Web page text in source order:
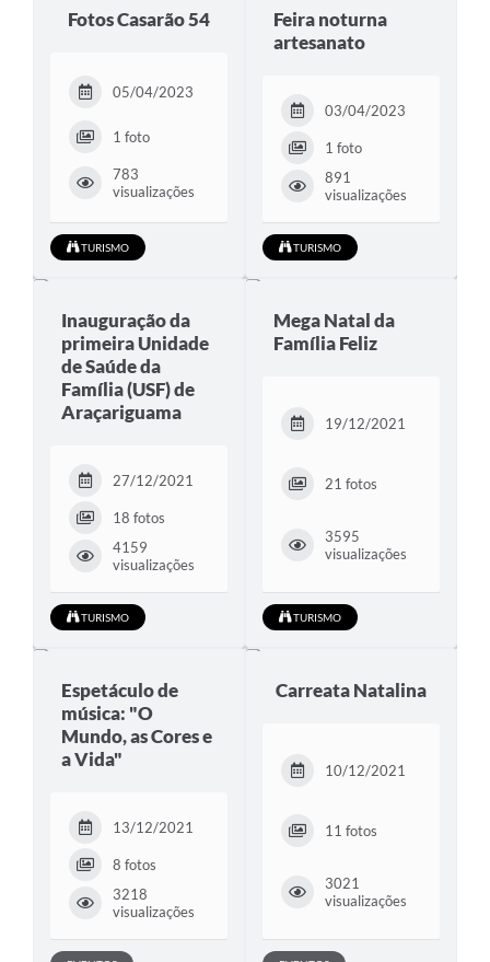
Fotos Casarão 54
05/04/2023
1 foto
783
visualizações
TURISMO
Feira noturna
artesanato
03/04/2023
1 foto
891
visualizações
TURISMO
Inauguração da
primeira Unidade
de Saúde da
Família (USF) de
Araçariguama
27/12/2021
18 fotos
4159
visualizações
TURISMO
Mega Natal da
Família Feliz
19/12/2021
21 fotos
3595
visualizações
TURISMO
Espetáculo de
música: "O
Mundo, as Cores e
a Vida"
13/12/2021
8 fotos
3218
visualizações
Carreata Natalina
10/12/2021
11 fotos
3021
visualizações